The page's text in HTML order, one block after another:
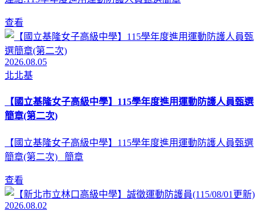
查看
2026.08.05
北北基
【國立基隆女子高級中學】115學年度進用運動防護人員甄選
簡章(第二次)
【國立基隆女子高級中學】115學年度進用運動防護人員甄選
簡章(第二次) 簡章
查看
2026.08.02